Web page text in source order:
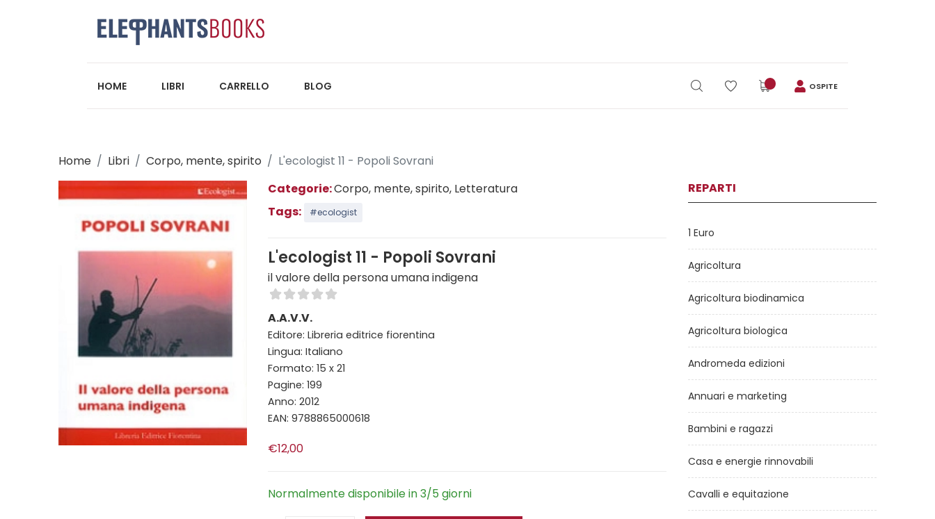
HOME LIBRI CARRELLO BLOG OSPITE
Home Libri Corpo, mente, spirito
L'ecologist 11 - Popoli Sovrani
Categorie:Corpo, mente, spirito, Letteratura
Tags:
#ecologist
L'ecologist 11 - Popoli Sovrani
il valore della persona umana indigena
A.A.V.V.
Editore: Libreria editrice fiorentina
Lingua: Italiano
Formato: 15 x 21
Pagine: 199
Anno: 2012
EAN: 9788865000618
€12,00
Normalmente disponibile in 3/5 giorni
REPARTI
1 Euro
Agricoltura
Agricoltura biodinamica
Agricoltura biologica
Andromeda edizioni
Annuari e marketing
Bambini e ragazzi
Casa e energie rinnovabili
Cavalli e equitazione